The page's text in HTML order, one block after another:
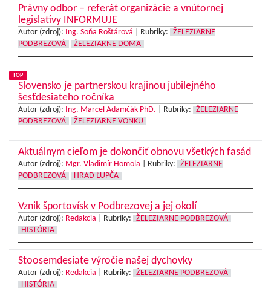
Právny odbor – referát organizácie a vnútornej
legislatívy INFORMUJE
Autor (zdroj): Ing. Soňa Roštárová Rubriky:
ŽELEZIARNE
PODBREZOVÁ
ŽELEZIARNE DOMA
TOP
Slovensko je partnerskou krajinou jubilejného
šesťdesiateho ročníka
Autor (zdroj): Ing. Marcel Adamčák PhD. Rubriky:
ŽELEZIARNE
PODBREZOVÁ
ŽELEZIARNE VONKU
Aktuálnym cieľom je dokončiť obnovu všetkých fasád
Autor (zdroj): Mgr. Vladimír Homola Rubriky:
ŽELEZIARNE
PODBREZOVÁ
HRAD ĽUPČA
Vznik športovísk v Podbrezovej a jej okolí
Autor (zdroj): Redakcia Rubriky:
ŽELEZIARNE PODBREZOVÁ
HISTÓRIA
Stoosemdesiate výročie našej dychovky
Autor (zdroj): Redakcia Rubriky:
ŽELEZIARNE PODBREZOVÁ
HISTÓRIA